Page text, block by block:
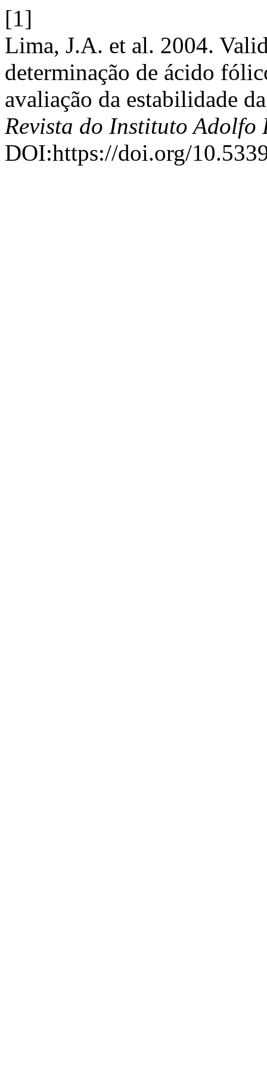
[1]
Lima, J.A. et al. 2004.
determinação de ácido
avaliação da estabilidade
Revista do Instituto Adolfo
DOI:https://doi.org/